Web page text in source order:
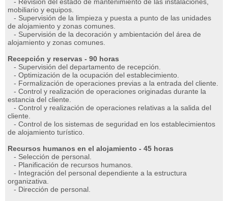
mobiliario y equipos.
- Supervisión de la limpieza y puesta a punto de las unidades
de alojamiento y zonas comunes.
- Supervisión de la decoración y ambientación del área de
alojamiento y zonas comunes.
Recepción y reservas - 90 horas
- Supervisión del departamento de recepción.
- Optimización de la ocupación del establecimiento.
- Formalización de operaciones previas a la entrada del cliente.
- Control y realización de operaciones originadas durante la
estancia del cliente.
- Control y realización de operaciones relativas a la salida del
cliente.
- Control de los sistemas de seguridad en los establecimientos
de alojamiento turístico.
Recursos humanos en el alojamiento - 45 horas
- Selección de personal.
- Planificación de recursos humanos.
- Integración del personal dependiente a la estructura
organizativa.
- Dirección de personal.